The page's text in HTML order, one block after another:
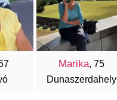
Marika, 75
Dunaszerdahely